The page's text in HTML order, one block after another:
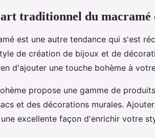
traditionnel du macramé
est une autre tendance qui s'est
de création de bijoux et de
d'ajouter une touche bohème à
propose une gamme de
et des décorations murales.
excellente façon d'enrichir votre